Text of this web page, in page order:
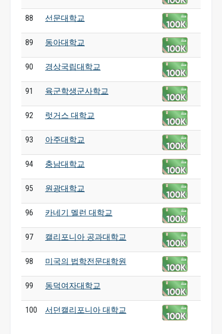
88 선문대학교
89 동아대학교
90 경상국립대학교
91 육군학생군사학교
92 럿거스 대학교
93 아주대학교
94 충남대학교
95 원광대학교
96 카네기 멜런 대학교
97 캘리포니아 공과대학교
98 미국의 법학전문대학원
99 동덕여자대학교
100 서던캘리포니아 대학교